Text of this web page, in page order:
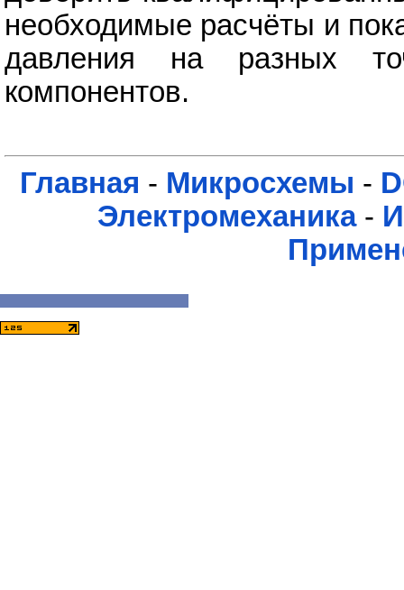
необходимые расчёты и
давления на разных
компонентов.
Главная - Микросхемы -
Электромеханика-